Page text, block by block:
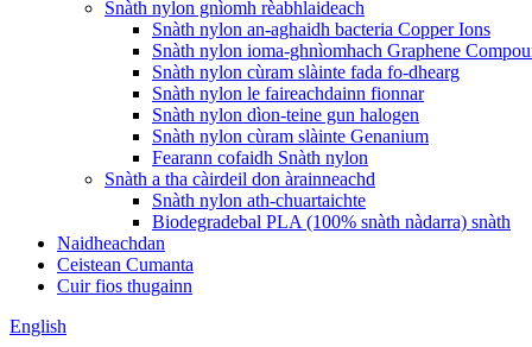
Snàth nylon gnìomh rèabhlaideach
Snàth nylon an-aghaidh bacteria Copper Ions
Snàth nylon ioma-ghnìomhach Graphene
Snàth nylon cùram slàinte fada fo-dhearg
Snàth nylon le faireachdainn fionnar
Snàth nylon dìon-teine ​​​​gun halogen
Snàth nylon cùram slàinte Genanium
Fearann ​​​​cofaidh Snàth nylon
Snàth a tha càirdeil don àrainneachd
Snàth nylon ath-chuartaichte
Biodegradebal PLA (100% snàth nàdarra) snàth
Naidheachdan
Ceistean Cumanta
Cuir fios thugainn
English